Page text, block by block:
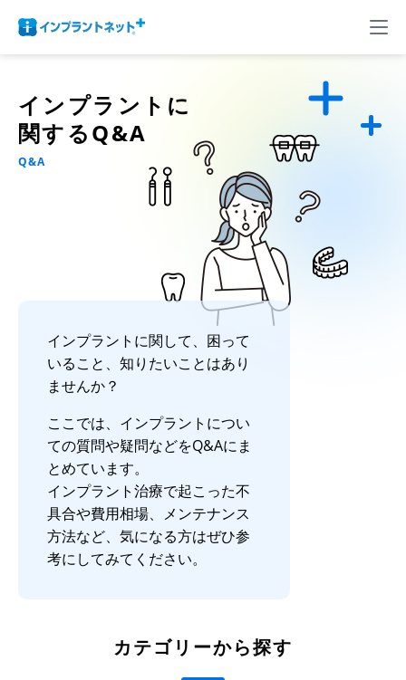
インプラントに
関するQ&A
Q&A
インプラントに関して、困って
いること、知りたいことはあり
ませんか？
ここでは、インプラントについ
ての質問や疑問などをQ&Aにま
とめています。
インプラント治療で起こった不
具合や費用相場、メンテナンス
方法など、気になる方はぜひ参
考にしてみてください。
カテゴリーから探す